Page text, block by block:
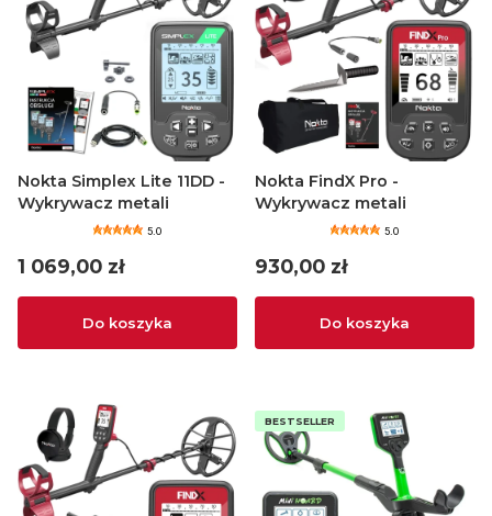
Nokta Simplex Lite 11DD -
Wykrywacz metali
5.0
Cena
1 069,00 zł
Do koszyka
Nokta FindX Pro -
Wykrywacz metali
5.0
Cena
930,00 zł
Do koszyka
BESTSELLER